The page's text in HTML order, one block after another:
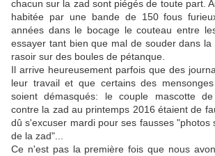
chacun sur la zad sont piégés de toute part.
habitée par une bande de 150 fous
années dans le bocage le couteau entre
essayer tant bien que mal de souder dans
rasoir sur des boules de pétanque.
Il arrive heureusement parfois que des
leur travail et que certains des
soient démasqués: le couple mascotte
contre la zad au printemps 2016 étaient de
dû s'excuser mardi pour ses fausses "photos
de la zad"...
Ce n'est pas la première fois que nous